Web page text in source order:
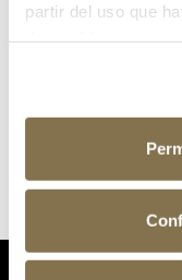
partir del uso que